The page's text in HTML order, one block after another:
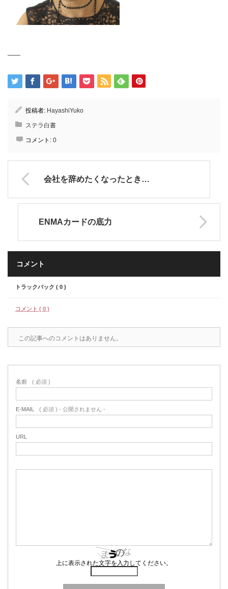
—–
投稿者: HayashiYuko
ステラ白書
コメント: 0
会社を辞めたくなったとき…
ENMAカードの底力
コメント
トラックバック ( 0 )
コメント ( 0 )
この記事へのコメントはありません。
名前 ( 必須 )
E-MAIL ( 必須 ) - 公開されません -
URL
上に表示された文字を入力してください。